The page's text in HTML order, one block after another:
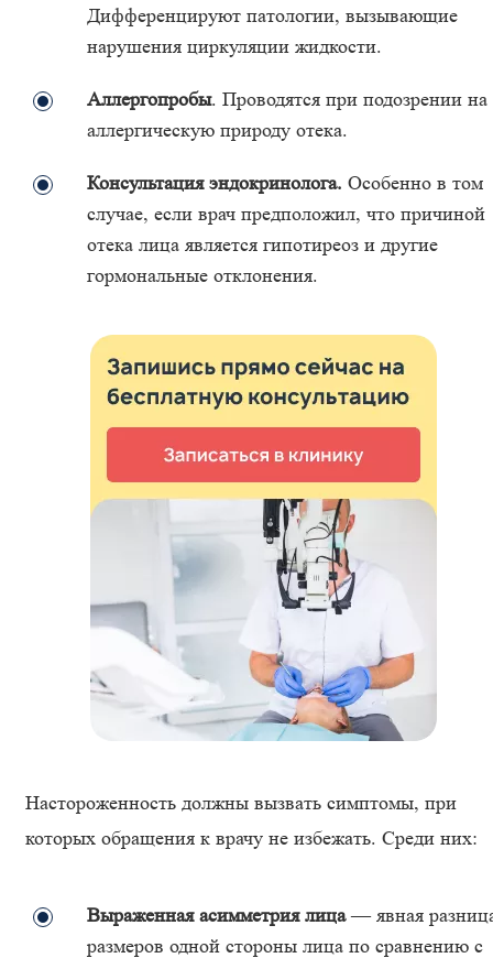
Дифференцируют патологии, вызывающие
нарушения циркуляции жидкости.
Аллергопробы. Проводятся при подозрении на
аллергическую природу отека.
Консультация эндокринолога. Особенно в том
случае, если врач предположил, что причиной
отека лица является гипотиреоз и другие
гормональные отклонения.
Настороженность должны вызвать симптомы, при
которых обращения к врачу не избежать. Среди них:
Выраженная асимметрия лица— явная
размеров одной стороны лица по сравнению с